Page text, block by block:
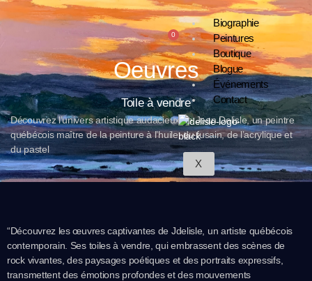
0
Biographie
Peintures
Boutique
Blogue
Événements
Contact
X
Oeuvres
Toile à vendre
Découvrez l’univers artistique audacieux de Jean Delisle, un peintre
québécois maître de la peinture à l’huile, du fusain, de l’acrylique et
du pastel
“Découvrez les œuvres captivantes de Jdelisle, un artiste québécois
contemporain. Ses toiles à vendre, qui embrassent des scènes de
rock vivantes, des paysages poétiques et des portraits expressifs,
transmettent des émotions profondes et des mouvements